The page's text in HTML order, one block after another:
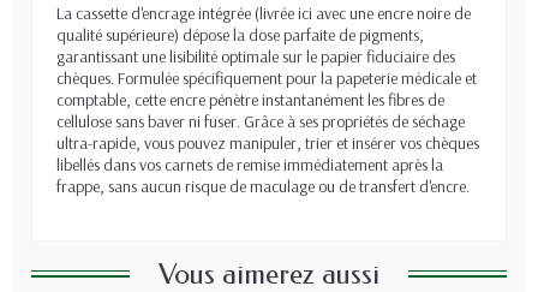
La cassette d'encrage intégrée (livrée ici avec une encre noire de
qualité supérieure) dépose la dose parfaite de pigments,
garantissant une lisibilité optimale sur le papier fiduciaire des
chèques. Formulée spécifiquement pour la papeterie médicale et
comptable, cette encre pénètre instantanément les fibres de
cellulose sans baver ni fuser. Grâce à ses propriétés de séchage
ultra-rapide, vous pouvez manipuler, trier et insérer vos chèques
libellés dans vos carnets de remise immédiatement après la
frappe, sans aucun risque de maculage ou de transfert d'encre.
Vous aimerez aussi